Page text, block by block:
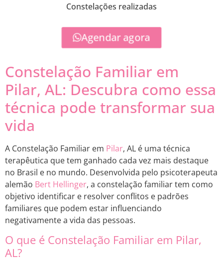
Constelações realizadas
Agendar agora
Constelação Familiar em
Pilar, AL: Descubra como essa
técnica pode transformar sua
vida
A Constelação Familiar em Pilar, AL é uma técnica
terapêutica que tem ganhado cada vez mais destaque
no Brasil e no mundo. Desenvolvida pelo psicoterapeuta
alemão Bert Hellinger, a constelação familiar tem como
objetivo identificar e resolver conflitos e padrões
familiares que podem estar influenciando
negativamente a vida das pessoas.
O que é Constelação Familiar em Pilar,
AL?